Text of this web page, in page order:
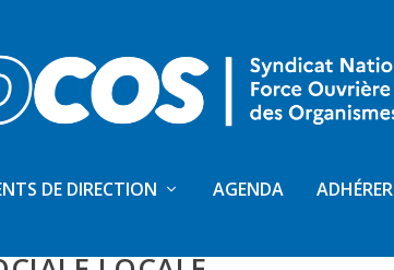
DE DIRECTION AGENDA ADHÉRER